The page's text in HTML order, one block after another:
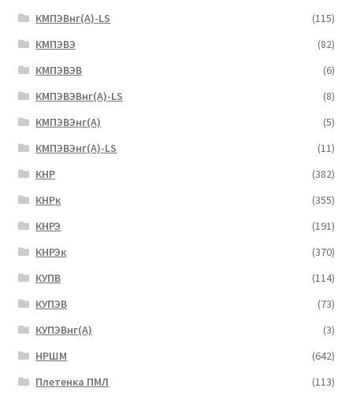
КМПЭВнг(А)-LS
(115)
КМПЭВЭ
(82)
КМПЭВЭВ
(6)
КМПЭВЭВнг(А)-LS
(8)
КМПЭВЭнг(А)
(5)
КМПЭВЭнг(А)-LS
(11)
КНР
(382)
КНРк
(355)
КНРЭ
(191)
КНРЭк
(370)
КУПВ
(114)
КУПЭВ
(73)
КУПЭВнг(А)
(3)
НРШМ
(642)
Плетенка ПМЛ
(113)